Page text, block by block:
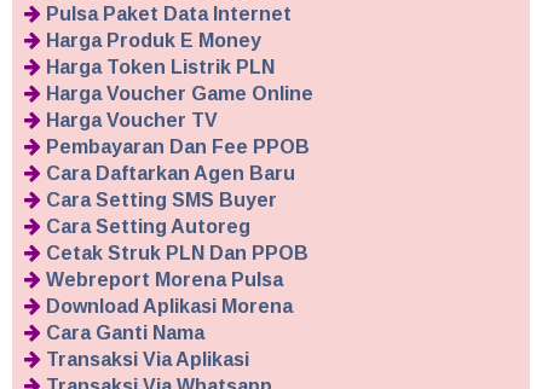
Pulsa Paket Data Internet
Harga Produk E Money
Harga Token Listrik PLN
Harga Voucher Game Online
Harga Voucher TV
Pembayaran Dan Fee PPOB
Cara Daftarkan Agen Baru
Cara Setting SMS Buyer
Cara Setting Autoreg
Cetak Struk PLN Dan PPOB
Webreport Morena Pulsa
Download Aplikasi Morena
Cara Ganti Nama
Transaksi Via Aplikasi